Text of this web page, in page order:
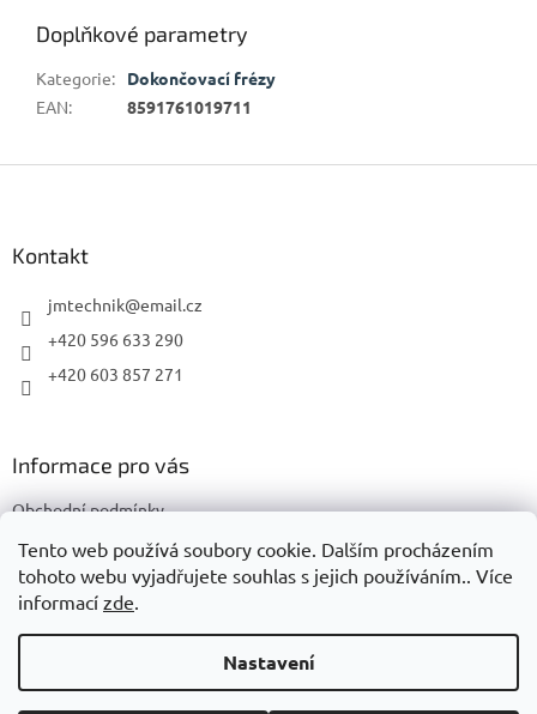
Tento web používá soubory cookie. Dalším procházením
tohoto webu vyjadřujete souhlas s jejich používáním.. Více
informací zde.
Nastavení
Doplňkové parametry
Kategorie:
Dokončovací frézy
EAN: 8591761019711
Kontakt
jmtechnik@email.cz
+420 596 633 290
+420 603 857 271
Informace pro vás
Obchodní podmínky
Podmínky ochrany osobních údajů